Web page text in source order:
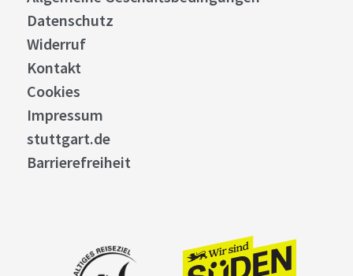
Datenschutz
Widerruf
Kontakt
Cookies
Impressum
stuttgart.de
Barrierefreiheit